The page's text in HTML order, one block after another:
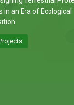
in an Era of Ecological